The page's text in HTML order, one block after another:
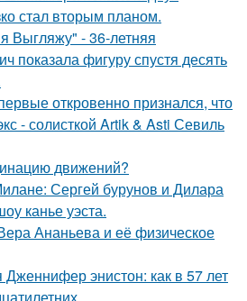
стал вторым планом.
Выгляжу" - 36-летняя
показала фигуру спустя десять
откровенно признался, что
- солисткой Artik & Asti Севиль
движений?
Сергей бурунов и Дилара
канье уэста.
Ананьева и её физическое
энистон: как в 57 лет